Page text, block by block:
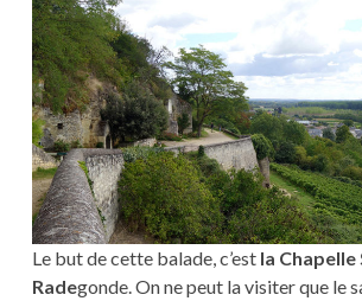
Le but de cette balade, c’est la Chapelle
Radegonde. On ne peut la visiter que le